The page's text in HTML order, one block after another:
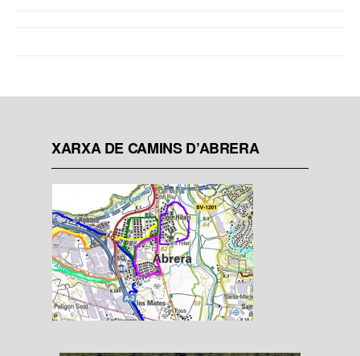
XARXA DE CAMINS D’ABRERA